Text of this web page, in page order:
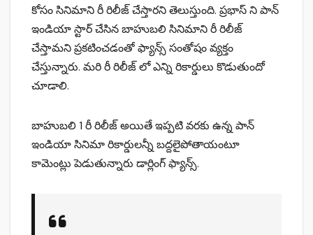
కోసం సినిమాని రీ రిలీజ్ చేస్తారని తెలుస్తుంది. ప్రభాస్ ని పాన్
ఇండియా స్టార్ చేసిన బాహుబలి సినిమాని రీ రిలీజ్
చేస్తామని ప్రకటించడంతో ఫ్యాన్స్ సంతోషం వ్యక్తం
చేస్తున్నారు. మరి రీ రిలీజ్ లో ఎన్ని రికార్డులు కొడుతుందో
చూడాలి.
బాహుబలి 1 రీ రిలీజ్ అయితే ఇప్పటి వరకు ఉన్న పాన్
ఇండియా సినిమా రికార్డులన్నీ బద్దలైపోతాయంటూ
కామెంట్లు పెడుతున్నారు డార్లింగ్ ఫ్యాన్స్.